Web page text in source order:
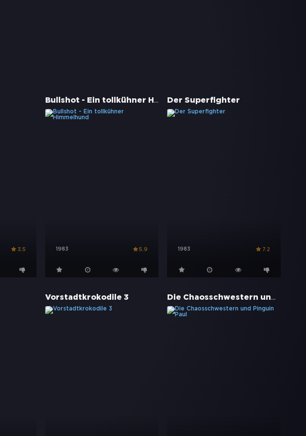
3.5
Bullshot - Ein tollkühner Himmelhund
1983 5.9
Der Superfighter
1983 7.2
Vorstadtkrokodile 3 Die Chaosschwestern und Pinguin Paul